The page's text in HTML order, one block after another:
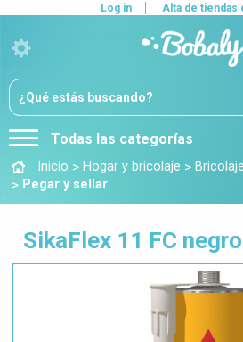
Todas las categorías
Log in Alta de tiendas
Inicio > Hogar y bricolaje >
> Pegar y sellar
SikaFlex 11 FC